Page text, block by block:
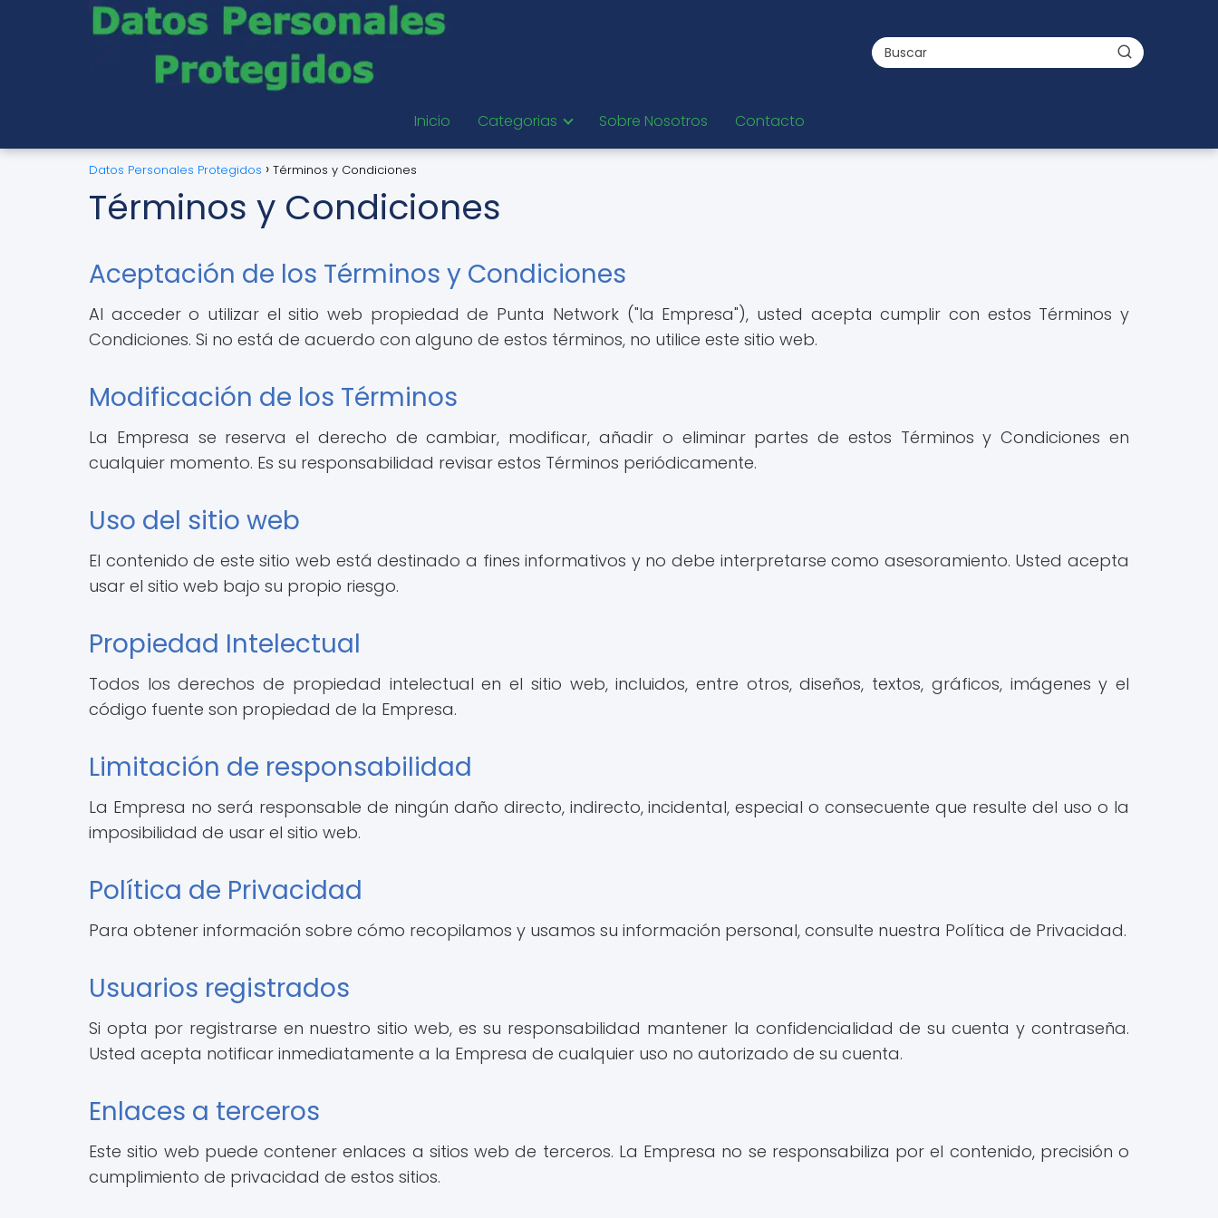
Inicio Categorias Sobre Nosotros Contacto
Datos Personales Protegidos Términos y Condiciones
Términos y Condiciones
Aceptación de los Términos y Condiciones
Al acceder o utilizar el sitio web propiedad de Punta Network ("la Empresa"), usted acepta cumplir con estos Términos y
Condiciones. Si no está de acuerdo con alguno de estos términos, no utilice este sitio web.
Modificación de los Términos
La Empresa se reserva el derecho de cambiar, modificar, añadir o eliminar partes de estos Términos y Condiciones en
cualquier momento. Es su responsabilidad revisar estos Términos periódicamente.
Uso del sitio web
El contenido de este sitio web está destinado a fines informativos y no debe interpretarse como asesoramiento. Usted acepta
usar el sitio web bajo su propio riesgo.
Propiedad Intelectual
Todos los derechos de propiedad intelectual en el sitio web, incluidos, entre otros, diseños, textos, gráficos, imágenes y el
código fuente son propiedad de la Empresa.
Limitación de responsabilidad
La Empresa no será responsable de ningún daño directo, indirecto, incidental, especial o consecuente que resulte del uso o la
imposibilidad de usar el sitio web.
Política de Privacidad
Para obtener información sobre cómo recopilamos y usamos su información personal, consulte nuestra Política de Privacidad.
Usuarios registrados
Si opta por registrarse en nuestro sitio web, es su responsabilidad mantener la confidencialidad de su cuenta y contraseña.
Usted acepta notificar inmediatamente a la Empresa de cualquier uso no autorizado de su cuenta.
Enlaces a terceros
Este sitio web puede contener enlaces a sitios web de terceros. La Empresa no se responsabiliza por el contenido, precisión o
cumplimiento de privacidad de estos sitios.